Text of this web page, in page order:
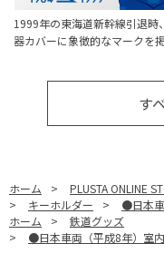
1999年の東海道新幹線引退時
器カバーに象徴的なマークを
す
ホーム > PLUSTA ONLINE
>
キーホルダー >
●日本
ホーム
>
鉄道グッズ
>
●日本車両（平成8年）室